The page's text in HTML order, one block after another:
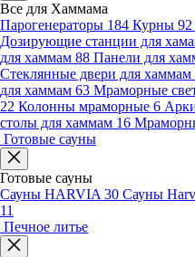
Все для Хаммама
Парогенераторы 184 Курны 92
Дозирующие станции для
для хаммам 88 Панели для
Стеклянные двери для хаммам
для хаммам 63 Мраморные
22 Колонны мраморные 6
столы для хаммам 16
Готовые сауны
Готовые сауны
Сауны HARVIA 30 Сауны
11
Печное литье